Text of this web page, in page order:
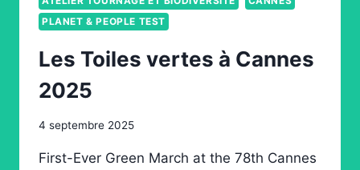
PLANET & PEOPLE TEST
Les Toiles vertes à Cannes
2025
4 septembre 2025
First-Ever Green March at the 78th Cannes